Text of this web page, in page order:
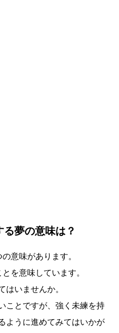
夢の意味は？
意味があります。
を意味しています。
はいませんか。
ことですが、強く未練を持
ように進めてみてはいかが